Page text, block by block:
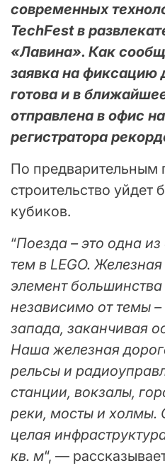
современных
TechFest в
«Лавина». Как
заявка на фиксацию
готова и в
отправлена в офис
регистратора
По предварительным
строительство уйдет
кубиков.
“Поезда – это одна
тем в LEGO.
элемент
независимо от темы
запада, заканчивая
Наша железная
рельсы и
станции, вокзалы,
реки, мосты и холмы.
целая
кв. м“, —